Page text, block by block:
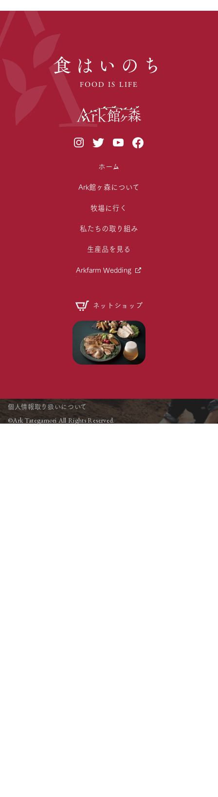
食はいのち
FOOD IS LIFE
ホーム
Ark館ヶ森について
牧場に行く
私たちの取り組み
生産品を見る
Arkfarm Wedding
ネットショップ
個人情報取り扱いについて
©Ark Tategamori All Rights Reserved.